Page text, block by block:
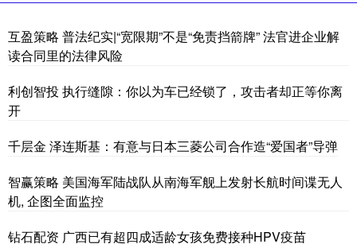
互盈策略 普法纪实|“宽限期”不是“免责挡箭牌” 法官进企业解
读合同里的法律风险
利创智投 执行缝隙：你以为车已经锁了，攻击者却正等你离
开
千层金 泽连斯基：有意与日本三菱公司合作造“爱国者”导弹
智赢策略 美国海军陆战队从南海军舰上发射长航时间谍无人
机, 企图全面监控
钻石配资 广西已有超四成适龄女孩免费接种HPV疫苗